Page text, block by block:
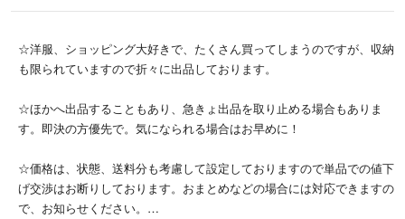
☆洋服、ショッピング大好きで、たくさん買ってしまうのですが、収納
も限られていますので折々に出品しております。
☆ほかへ出品することもあり、急きょ出品を取り止める場合もありま
す。即決の方優先で。気になられる場合はお早めに！
☆価格は、状態、送料分も考慮して設定しておりますので単品での値下
げ交渉はお断りしております。おまとめなどの場合には対応できますの
で、お知らせください。